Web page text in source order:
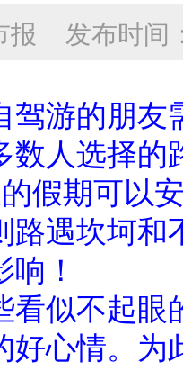
报 发布时间
游的朋友
数人选择
假期可以
路遇坎坷
！
似不起眼
心情。为